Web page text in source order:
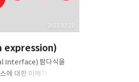
expression)
2022.02.22
Interface) 람다식을
에 대한 이해가